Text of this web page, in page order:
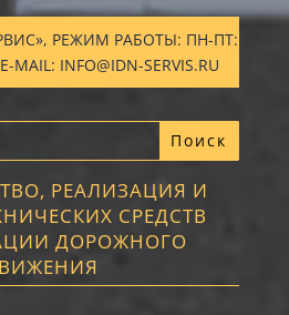
РЕЖИМ РАБОТЫ: ПН-ПТ:
INFO@IDN-SERVIS.RU
РЕАЛИЗАЦИЯ И
СРЕДСТВ
ДОРОЖНОГО